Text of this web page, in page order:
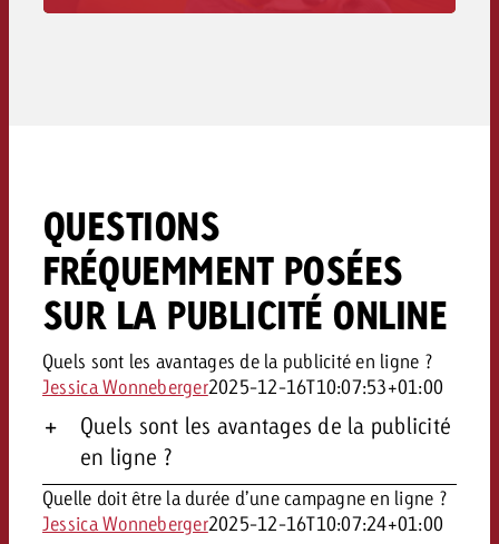
QUESTIONS
FRÉQUEMMENT POSÉES
SUR LA PUBLICITÉ ONLINE
Quels sont les avantages de la publicité en ligne ?
Jessica Wonneberger2025-12-16T10:07:53+01:00
Quels sont les avantages de la publicité
en ligne ?
Quelle doit être la durée d’une campagne en ligne ?
Jessica Wonneberger2025-12-16T10:07:24+01:00